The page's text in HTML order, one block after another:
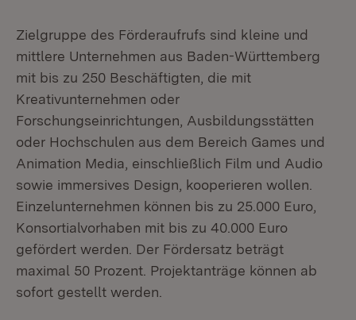
Zielgruppe des Förderaufrufs sind kleine und
mittlere Unternehmen aus Baden-Württemberg
mit bis zu 250 Beschäftigten, die mit
Kreativunternehmen oder
Forschungseinrichtungen, Ausbildungsstätten
oder Hochschulen aus dem Bereich Games und
Animation Media, einschließlich Film und Audio
sowie immersives Design, kooperieren wollen.
Einzelunternehmen können bis zu 25.000 Euro,
Konsortialvorhaben mit bis zu 40.000 Euro
gefördert werden. Der Fördersatz beträgt
maximal 50 Prozent. Projektanträge können ab
sofort gestellt werden.